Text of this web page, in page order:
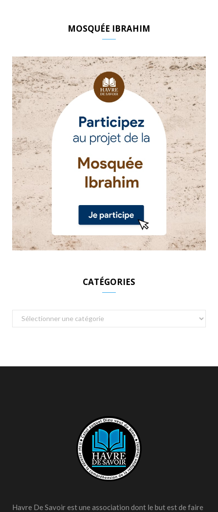
MOSQUÉE IBRAHIM
CATÉGORIES
Catégories
Havre De Savoir est une association dont le but est de faire